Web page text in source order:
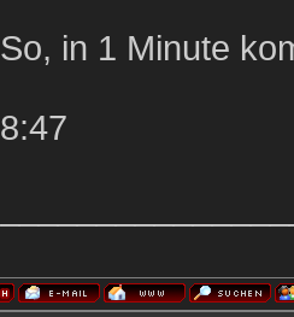
So, in 1 Minute
8:47